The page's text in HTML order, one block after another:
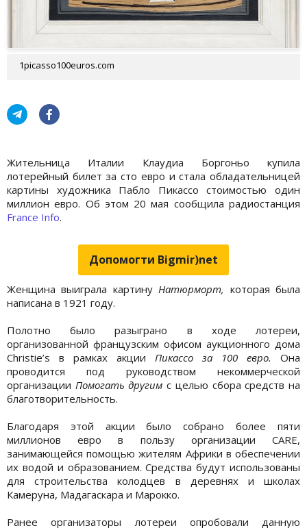
1picasso100euros.com
Жительница Италии Клаудиа Боргоньо купила
лотерейный билет за сто евро и стала обладательницей
картины художника Пабло Пикассо стоимостью один
миллион евро. Об этом 20 мая сообщила радиостанция
France Info.
Допомогти Bigmir)net
Женщина выиграла картину Натюрморт, которая была
написана в 1921 году.
Полотно было разыграно в ходе лотереи,
организованной французским офисом аукционного дома
Christie’s в рамках акции Пикассо за 100 евро. Она
проводится под руководством некоммерческой
организации Помогать другим с целью сбора средств на
благотворительность.
Благодаря этой акции было собрано более пяти
миллионов евро в пользу организации CARE,
занимающейся помощью жителям Африки в обеспечении
их водой и образованием. Средства будут использованы
для строительства колодцев в деревнях и школах
Камеруна, Мадагаскара и Марокко.
Ранее организаторы лотереи опробовали данную